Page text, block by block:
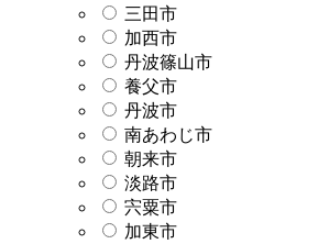
三田市
加西市
丹波篠山市
養父市
丹波市
南あわじ市
朝来市
淡路市
宍粟市
加東市